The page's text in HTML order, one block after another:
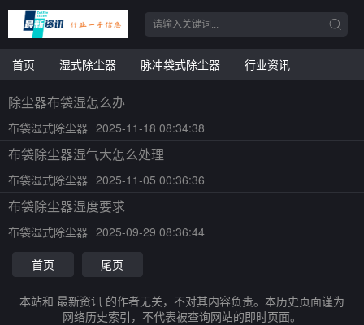
首页 湿式除尘器 脉冲袋式除尘器 行业资讯
除尘器布袋湿怎么办
布袋湿式除尘器 2025-11-18 08:34:38
布袋除尘器湿气大怎么处理
布袋湿式除尘器 2025-11-05 00:36:36
布袋除尘器湿度要求
布袋湿式除尘器 2025-09-29 08:36:44
首页
尾页
本站和 最新资讯 的作者无关，不对其内容负责。本历史页面谨为
网络历史索引，不代表被查询网站的即时页面。